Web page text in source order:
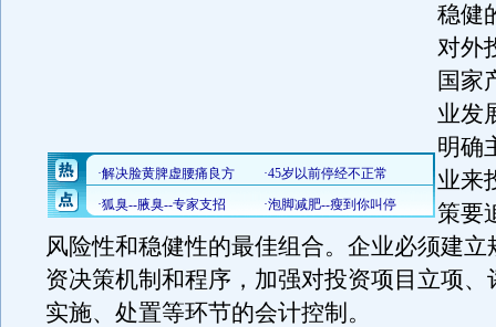
稳健
对外
国家
业发
明确
业来
策要
风险性和稳健性的最佳组合。企业必须建立
资决策机制和程序，加强对投资项目立项、
实施、处置等环节的会计控制。